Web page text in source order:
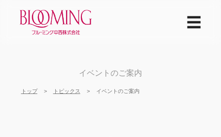
☰
イベントのご案内
トップ トピックス イベントのご案内